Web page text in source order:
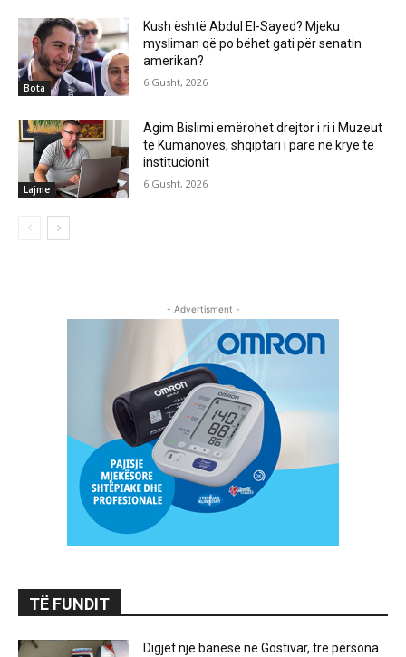
Bota
Kush është Abdul El-Sayed? Mjeku
mysliman që po bëhet gati për senatin
amerikan?
6 Gusht, 2026
Lajme
Agim Bislimi emërohet drejtor i ri i Muzeut
të Kumanovës, shqiptari i parë në krye të
institucionit
6 Gusht, 2026
- Advertisment -
TË FUNDIT
Digjet një banesë në Gostivar, tre persona